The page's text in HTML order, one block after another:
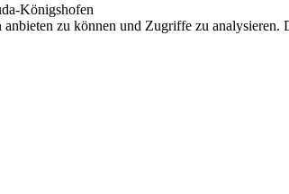
Königshofen
zu können und Zugriffe zu